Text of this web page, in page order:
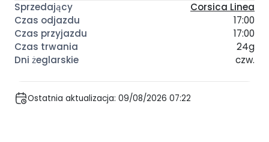
Corsica Linea
17:00
17:00
24g
czw.
Ostatnia aktualizacja: 09/08/2026 07:22